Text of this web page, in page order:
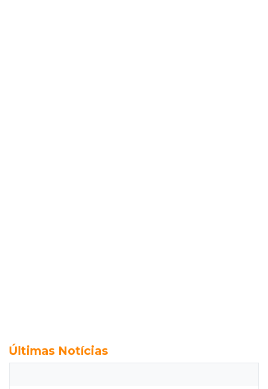
Últimas Notícias